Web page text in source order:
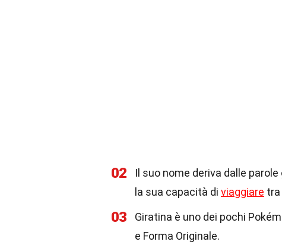
02
Il suo nome deriva dalle
la sua capacità di viaggiare tra
03 Giratina è uno dei pochi
e Forma Originale.